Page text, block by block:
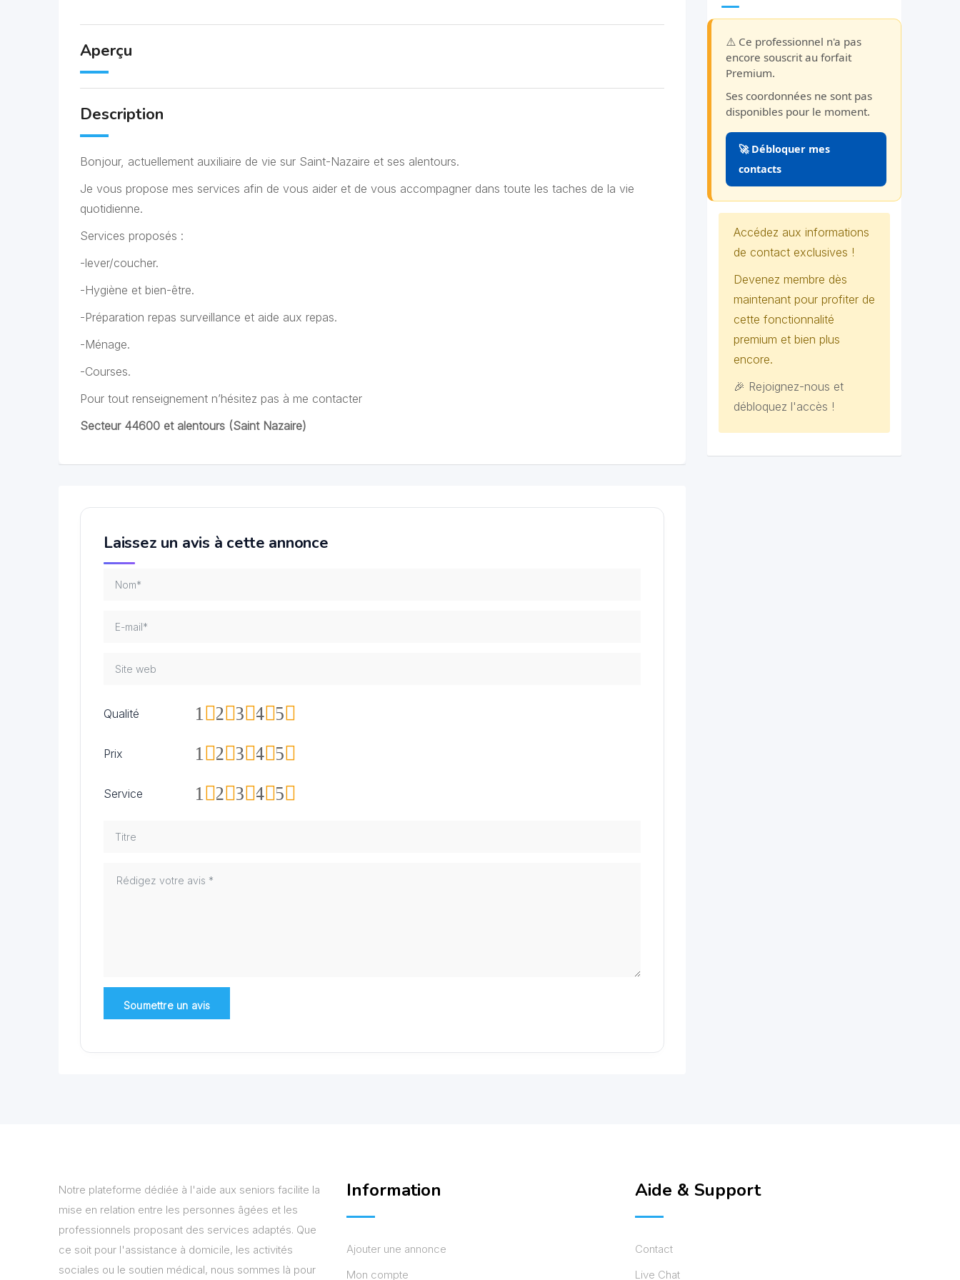
Aperçu
Description
Bonjour, actuellement auxiliaire de vie sur Saint-Nazaire et ses alentours.
Je vous propose mes services afin de vous aider et de vous accompagner dans toute les taches de la vie
quotidienne.
Services proposés :
-lever/coucher.
-Hygiène et bien-être.
-Préparation repas surveillance et aide aux repas.
-Ménage.
-Courses.
Pour tout renseignement n’hésitez pas à me contacter
Secteur 44600 et alentours (Saint Nazaire)
Laissez un avis à cette annonce
Qualité 5
4
3
2
1
Prix 5
4
3
2
1
Service 5
4
3
2
1
⚠️ Ce professionnel n'a pas
encore souscrit au forfait
Premium.
Ses coordonnées ne sont pas
disponibles pour le moment.
🚀 Débloquer mes
contacts
Accédez aux informations
de contact exclusives !
Devenez membre dès
maintenant pour profiter de
cette fonctionnalité
premium et bien plus
encore.
🎉 Rejoignez-nous et
débloquez l'accès !
Notre plateforme dédiée à l'aide aux seniors facilite la
mise en relation entre les personnes âgées et les
professionnels proposant des services adaptés. Que
ce soit pour l'assistance à domicile, les activités
sociales ou le soutien médical, nous sommes là pour
Information
Ajouter une annonce
Mon compte
Aide & Support
Contact
Live Chat